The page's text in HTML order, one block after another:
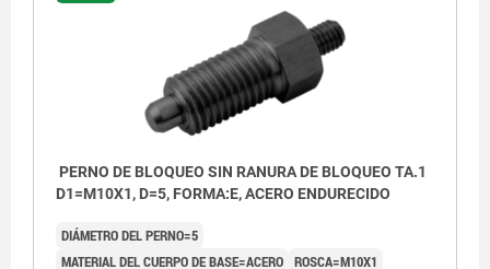
PERNO DE BLOQUEO SIN RANURA DE BLOQUEO TA.1
D1=M10X1, D=5, FORMA:E, ACERO ENDURECIDO
DIÁMETRO DEL PERNO=5
MATERIAL DEL CUERPO DE BASE=ACERO ROSCA=M10X1